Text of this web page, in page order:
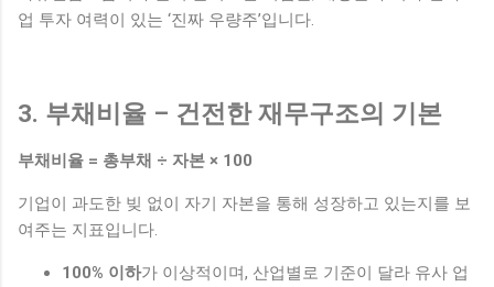
업 투자 여력이 있는 ‘진짜 우량주’입니다.
3. 부채비율 – 건전한 재무구조의 기본
부채비율 = 총부채 ÷ 자본 × 100
기업이 과도한 빚 없이 자기 자본을 통해 성장하고 있는지를 보
여주는 지표입니다.
100% 이하가 이상적이며, 산업별로 기준이 달라 유사 업